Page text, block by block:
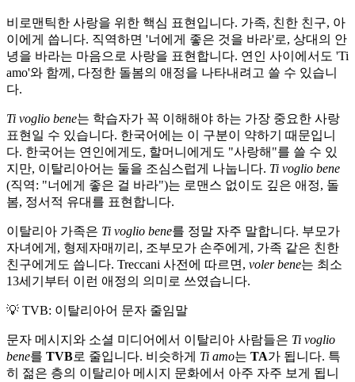
비로맨틱한 사랑을 위한 핵심 표현입니다. 가족, 친한 친구, 아
이에게 씁니다. 직역하면 '너에게 좋은 것을 바라'로, 상대의 안
녕을 바라는 마음으로 사랑을 표현합니다. 연인 사이에서도 'Ti
amo'와 함께, 다정한 돌봄의 애정을 나타내려고 쓸 수 있습니
다.
Ti voglio bene는 학습자가 꼭 이해해야 하는 가장 중요한 사랑
표현일 수 있습니다. 한국어에는 이 구분이 약하기 때문입니
다. 한국어는 연인에게도, 할머니에게도 "사랑해"를 쓸 수 있
지만, 이탈리아어는 둘을 조심스럽게 나눕니다. Ti voglio bene
(직역: "너에게 좋은 걸 바라")는 로맨스 없이도 깊은 애정, 돌
봄, 정서적 유대를 표현합니다.
이탈리아 가족은 Ti voglio bene를 정말 자주 말합니다. 부모가
자녀에게, 형제자매끼리, 조부모가 손주에게, 가족 같은 친한
친구에게도 씁니다. Treccani 사전에 따르면, voler bene는 최소
13세기부터 이런 애정의 의미로 쓰였습니다.
💡 TVB: 이탈리아어 문자 줄임말
문자 메시지와 소셜 미디어에서 이탈리아 사람들은 Ti voglio
bene를 TVB로 줄입니다. 비슷하게 Ti amo는 TA가 됩니다. 특
히 젊은 층의 이탈리아 메시지 문화에서 아주 자주 보게 됩니